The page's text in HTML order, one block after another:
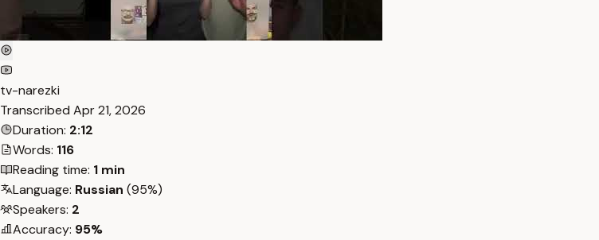
tv-narezki
Transcribed Apr 21, 2026
Duration: 2:12
Words: 116
Reading time: 1 min
Language: Russian (95%)
Speakers: 2
Accuracy: 95%